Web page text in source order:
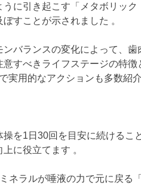
に引き起こす「メタボリック
すことが示されました 。
バランスの変化によって、歯
すべきライフステージの特徴
実用的なアクションも多数紹介
操を1日30回を目安に続けるこ
に役立てます 。
ネラルが唾液の力で元に戻る